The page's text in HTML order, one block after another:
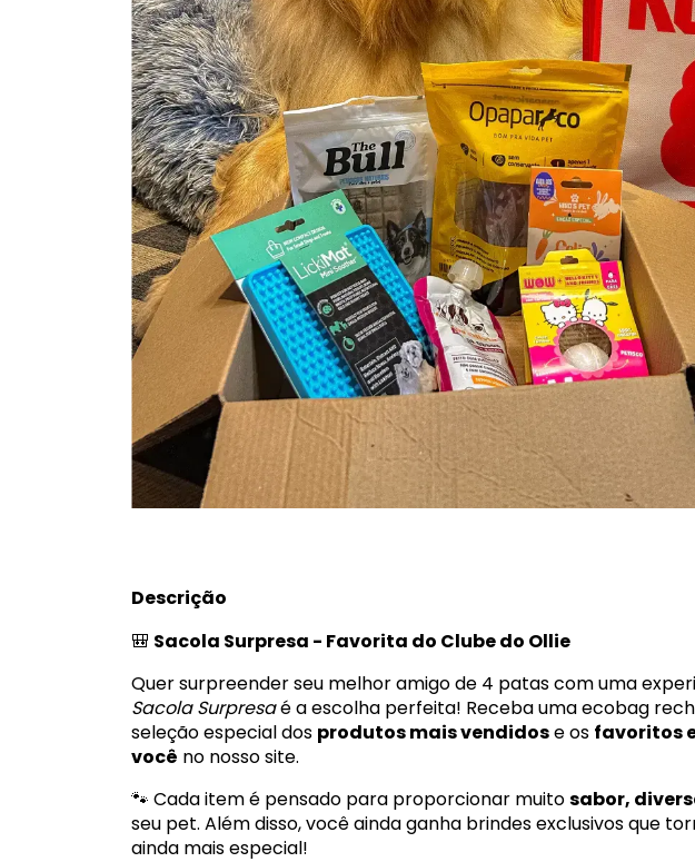
Descrição
🎒 Sacola Surpresa - Favorita do Clube do Ollie
Quer surpreender seu melhor amigo de 4 patas com uma
Sacola Surpresaé a escolha perfeita! Receba uma ecobag
seleção especial dos produtos mais vendidose os favoritos
você no nosso site.
🐾 Cada item é pensado para proporcionar muitosabor,
seu pet. Além disso, você ainda ganha brindes exclusivos que
ainda mais especial!